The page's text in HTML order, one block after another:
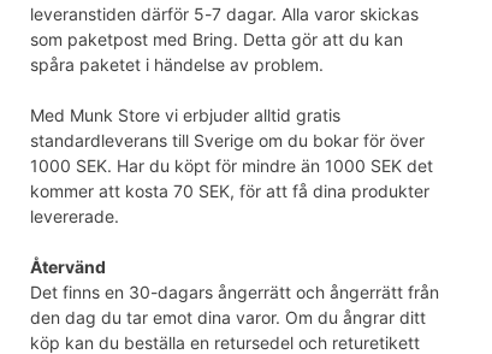
leveranstiden därför 5-7 dagar. Alla varor skickas
som paketpost med Bring. Detta gör att du kan
spåra paketet i händelse av problem.
Med Munk Store vi erbjuder alltid gratis
standardleverans till Sverige om du bokar för över
1000 SEK. Har du köpt för mindre än 1000 SEK det
kommer att kosta 70 SEK, för att få dina produkter
levererade.
Återvänd
Det finns en 30-dagars ångerrätt och ångerrätt från
den dag du tar emot dina varor. Om du ångrar ditt
köp kan du beställa en retursedel och returetikett